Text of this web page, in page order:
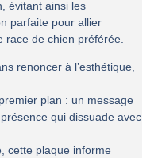
évitant ainsi les
parfaite pour allier
race de chien préférée.
renoncer à l’esthétique,
plan : un message
qui dissuade avec
cette plaque informe